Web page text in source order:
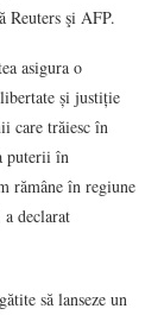
Reuters şi AFP.
asigura o
și justiție
care trăiesc în
puterii în
rămâne în regiune
declarat
să lanseze un